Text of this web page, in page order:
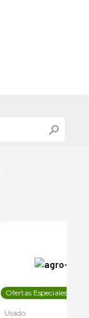
Ofertas Especiales
Usado